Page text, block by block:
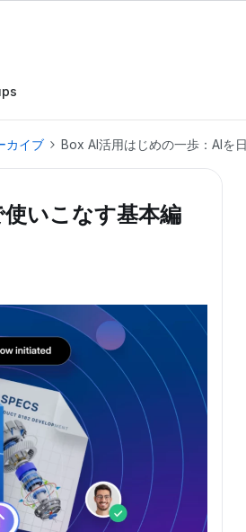
カイブ Box AI活用はじめの一歩：AIを
いこなす基本編